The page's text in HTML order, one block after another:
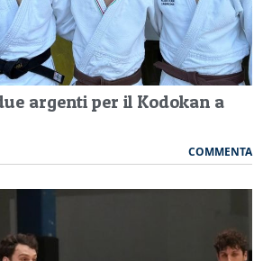
argenti per il Kodokan a
COMMENTA